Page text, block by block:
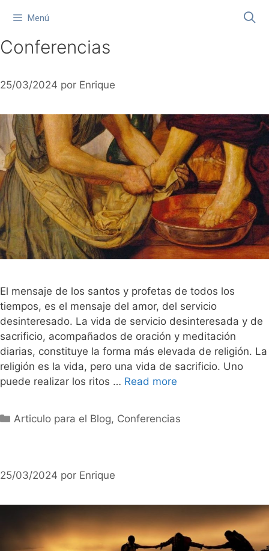
contenido
Menú
Conferencias
25/03/2024 por Enrique
El mensaje de los santos y profetas de todos los
tiempos, es el mensaje del amor, del servicio
desinteresado. La vida de servicio desinteresada y de
sacrificio, acompañados de oración y meditación
diarias, constituye la forma más elevada de religión. La
religión es la vida, pero una vida de sacrificio. Uno
puede realizar los ritos … Read more
Categorías
Articulo para el Blog, Conferencias
25/03/2024 por Enrique